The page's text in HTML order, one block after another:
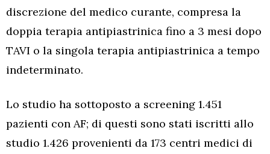
discrezione del medico curante, compresa la
doppia terapia antipiastrinica fino a 3 mesi dopo
TAVI o la singola terapia antipiastrinica a tempo
indeterminato.
Lo studio ha sottoposto a screening 1.451
pazienti con AF; di questi sono stati iscritti allo
studio 1.426 provenienti da 173 centri medici di